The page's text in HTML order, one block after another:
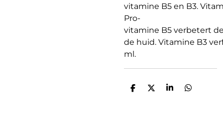
vitamine B5 en B3.
Pro-
vitamine B5 verbetert
de huid. Vitamine B3
ml.
D
D
S
D